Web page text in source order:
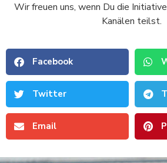
Wir freuen uns, wenn Du die
Kanälen teilst.
Facebook
Twitter
Email